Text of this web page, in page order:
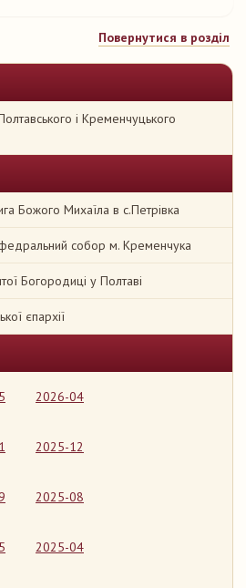
і Кременчуцького
Божого Михаїла в с.Петрівка
собор м. Кременчука
Богородиці у Полтаві
єпархії
2026-04
2025-12
2025-08
2025-04
Повернутися в розділ